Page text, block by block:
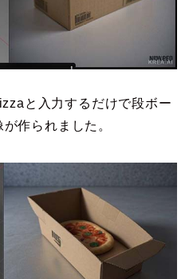
と入力するだけで段ボー
作られました。